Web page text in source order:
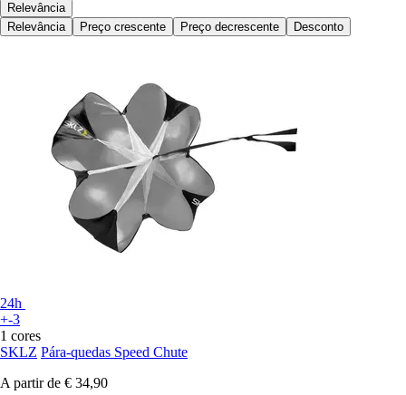
Relevância
Relevância
Preço crescente Preço decrescente Desconto
24h
+-3
1 cores
SKLZ Pára-quedas Speed Chute
A partir de € 34,90